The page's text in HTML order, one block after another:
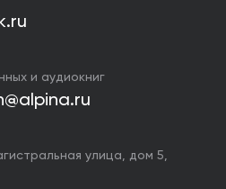
и аудиокниг
улица, дом 5,